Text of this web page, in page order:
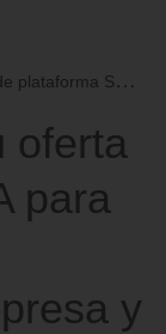
lograr una mayor adopc...
oferta
para
y